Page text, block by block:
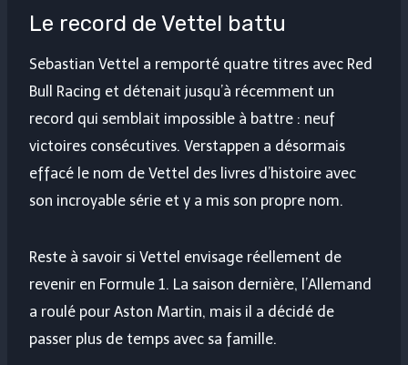
Le record de Vettel battu
Sebastian Vettel a remporté quatre titres avec Red
Bull Racing et détenait jusqu’à récemment un
record qui semblait impossible à battre : neuf
victoires consécutives. Verstappen a désormais
effacé le nom de Vettel des livres d’histoire avec
son incroyable série et y a mis son propre nom.
Reste à savoir si Vettel envisage réellement de
revenir en Formule 1. La saison dernière, l’Allemand
a roulé pour Aston Martin, mais il a décidé de
passer plus de temps avec sa famille.